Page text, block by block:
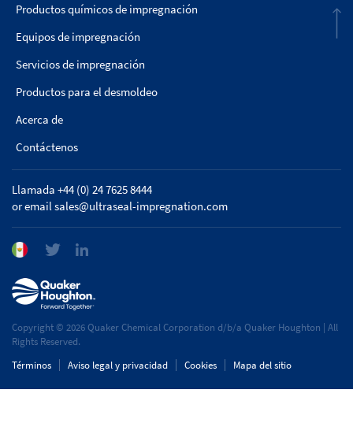
Productos químicos de impregnación
Equipos de impregnación
Servicios de impregnación
Productos para el desmoldeo
Acerca de
Contáctenos
Llamada +44 (0) 24 7625 8444
or emailsales@ultraseal-impregnation.com
Copyright © 2026 Quaker Chemical Corporation d/b/a Quaker Houghton | All
Rights Reserved.
Términos
Aviso legal y privacidad Cookies Mapa del sitio